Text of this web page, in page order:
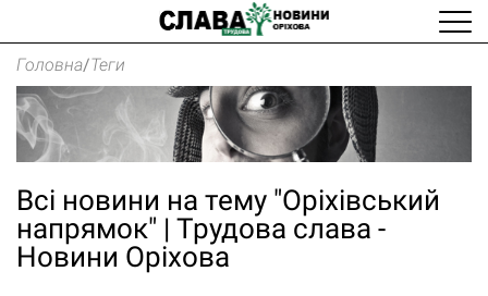
Головна/Теги
Всі новини на тему "Оріхівський
напрямок" | Трудова слава -
Новини Оріхова